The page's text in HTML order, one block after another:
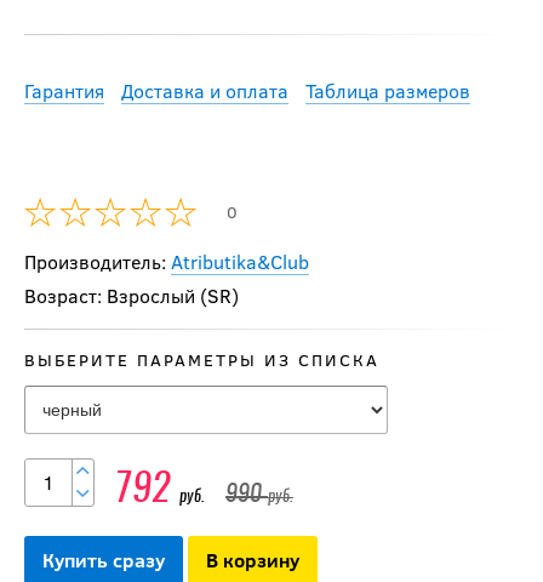
Гарантия Доставка и оплата Таблица размеров
0
Производитель: Atributika&Club
Возраст: Взрослый (SR)
ВЫБЕРИТЕ ПАРАМЕТРЫ ИЗ СПИСКА
792 руб. 990руб.
Купить сразу В корзину